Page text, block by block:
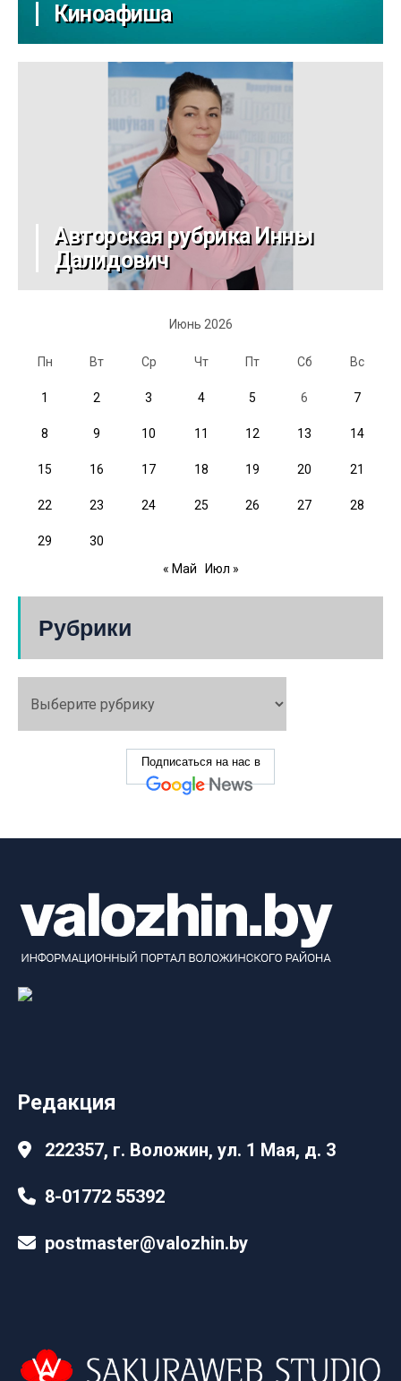
Киноафиша
Авторская рубрика Инны
Далидович
Июнь 2026
Пн Вт Ср Чт Пт Сб Вс
1 2 3 4 5 6 7
8 9 10 11 12 13 14
15 16 17 18 19 20 21
22 23 24 25 26 27 28
29
30
« Май
Июл »
Рубрики
Подписаться на нас в
Редакция
222357, г. Воложин, ул. 1 Мая, д. 3
8-01772 55392
postmaster@valozhin.by